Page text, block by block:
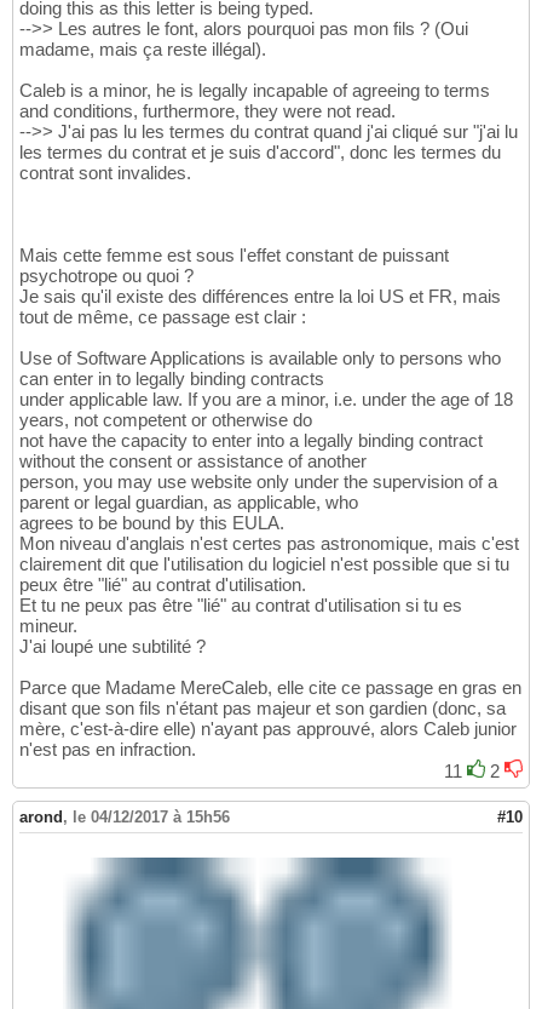
doing this as this letter is being typed.
-->> Les autres le font, alors pourquoi pas mon fils ? (Oui
madame, mais ça reste illégal).
Caleb is a minor, he is legally incapable of agreeing to terms
and conditions, furthermore, they were not read.
-->> J'ai pas lu les termes du contrat quand j'ai cliqué sur "j'ai lu
les termes du contrat et je suis d'accord", donc les termes du
contrat sont invalides.
Mais cette femme est sous l'effet constant de puissant
psychotrope ou quoi ?
Je sais qu'il existe des différences entre la loi US et FR, mais
tout de même, ce passage est clair :
Use of Software Applications is available only to persons who
can enter in to legally binding contracts
under applicable law. If you are a minor, i.e. under the age of 18
years, not competent or otherwise do
not have the capacity to enter into a legally binding contract
without the consent or assistance of another
person, you may use website only under the supervision of a
parent or legal guardian, as applicable, who
agrees to be bound by this EULA.
Mon niveau d'anglais n'est certes pas astronomique, mais c'est
clairement dit que l'utilisation du logiciel n'est possible que si tu
peux être "lié" au contrat d'utilisation.
Et tu ne peux pas être "lié" au contrat d'utilisation si tu es
mineur.
J'ai loupé une subtilité ?
Parce que Madame MereCaleb, elle cite ce passage en gras en
disant que son fils n'étant pas majeur et son gardien (donc, sa
mère, c'est-à-dire elle) n'ayant pas approuvé, alors Caleb junior
n'est pas en infraction.
11
2
arond , le 04/12/2017 à 15h56 #10